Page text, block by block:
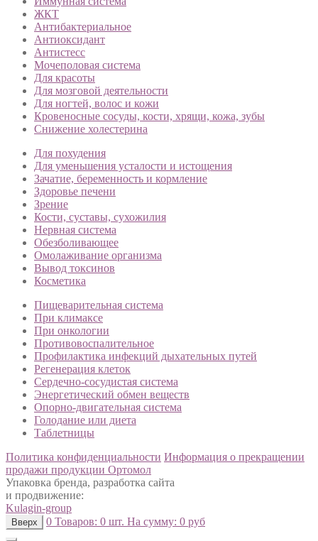
ЖКТ
Антибактериальное
Антиоксидант
Антистесс
Мочеполовая система
Для красоты
Для мозговой деятельности
Для ногтей, волос и кожи
Кровеносные сосуды, кости, хрящи, кожа, зубы
Снижение холестерина
Для похудения
Для уменьшения усталости и истощения
Зачатие, беременность и кормление
Здоровье печени
Зрение
Кости, суставы, сухожилия
Нервная система
Обезболивающее
Омолаживание организма
Вывод токсинов
Косметика
Пищеварительная система
При климаксе
При онкологии
Противовоспалительное
Профилактика инфекций дыхательных путей
Регенерация клеток
Сердечно-сосудистая система
Энергетический обмен веществ
Опорно-двигательная система
Голодание или диета
Таблетницы
Политика конфиденциальности Информация о прекращении
продажи продукции Ортомол
Упаковка бренда, разработка сайта
и продвижение:
Kulagin-group
Вверх 0 Товаров: 0 шт. На сумму: 0 руб